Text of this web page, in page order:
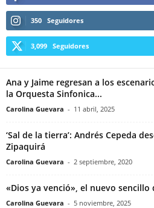
350 Seguidores
3,099 Seguidores
Ana y Jaime regresan a los
la Orquesta Sinfonica...
Carolina Guevara - 11 abril, 2025
‘Sal de la tierra’: Andrés Cepeda
Zipaquirá
Carolina Guevara - 2 septiembre, 2020
«Dios ya venció», el nuevo sencillo
Carolina Guevara - 5 noviembre, 2025